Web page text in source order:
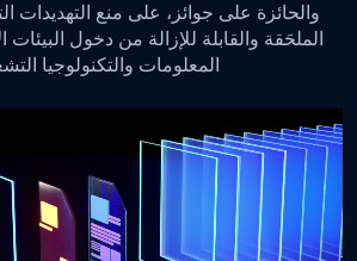
والحائزة على جوائز، على منع التهديدات
الملحَقة والقابلة للإزالة من دخول البيئات
المعلومات والتكنولوجيا